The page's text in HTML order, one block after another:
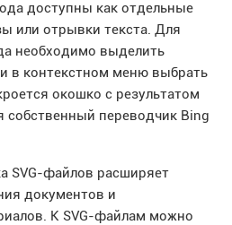
доступны как отдельные
или отрывки текста. Для
необходимо выделить
в контекстном меню выбрать
окошко с результатом
собственный переводчик Bing
SVG-файлов расширяет
документов и
К SVG-файлам можно